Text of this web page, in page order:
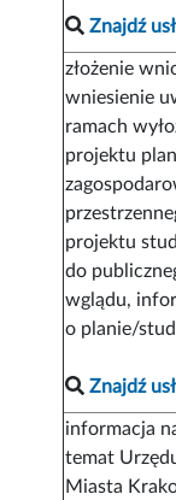
Znajdź
złożenie
wniesienie
ramach
projektu
projektu
do
wglądu,
o planie/
Znajdź
informacja
temat
Miasta